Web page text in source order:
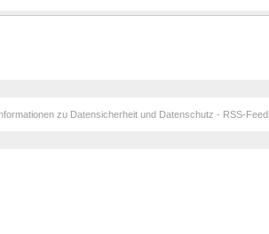
zu Datensicherheit und Datenschutz - RSS-